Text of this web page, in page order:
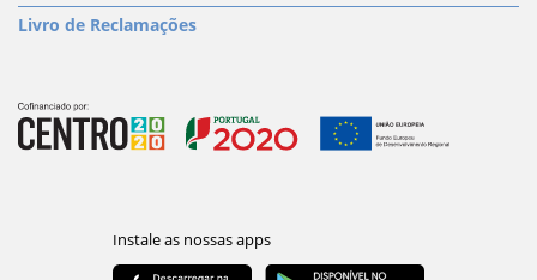
Livro de Reclamações